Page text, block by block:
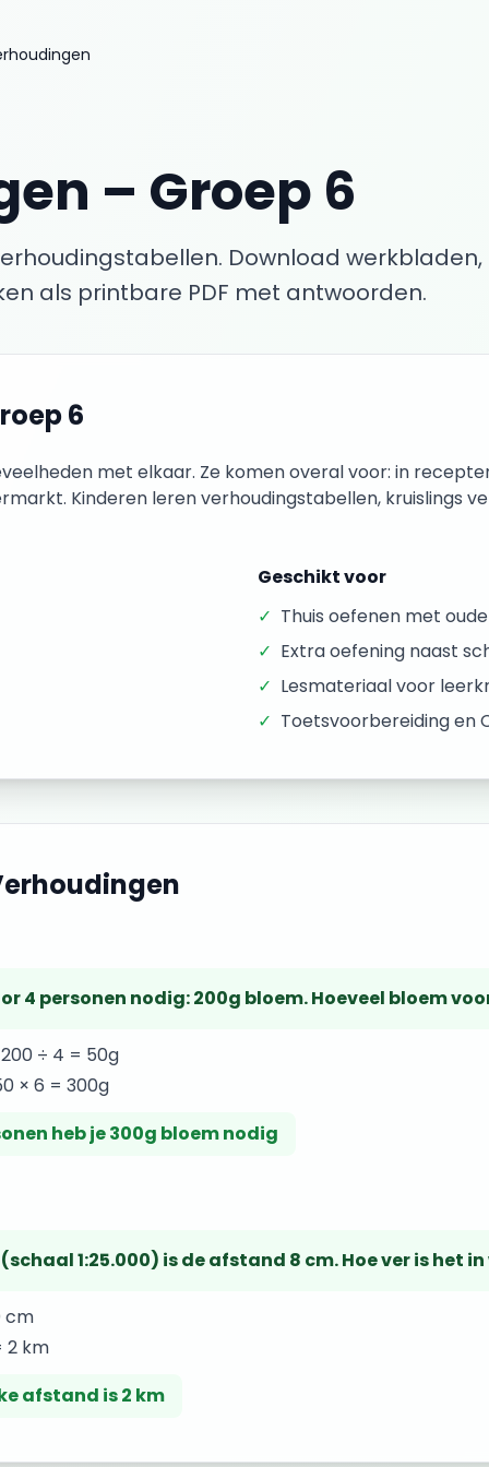
– Groep 6
Download werkbladen,
als printbare PDF met antwoorden.
6
met elkaar. Ze komen overal voor: in
Kinderen leren verhoudingstabellen, kruislings
Geschikt voor
✓ Thuis oefenen met
✓ Extra oefening naast
✓ Lesmateriaal voor
✓ Toetsvoorbereiding en
4 personen nodig: 200g bloem. Hoeveel bloem
÷ 4 = 50g
× 6 = 300g
heb je 300g bloem nodig
1:25.000) is de afstand 8 cm. Hoe ver is het
cm
2 km
afstand is 2 km